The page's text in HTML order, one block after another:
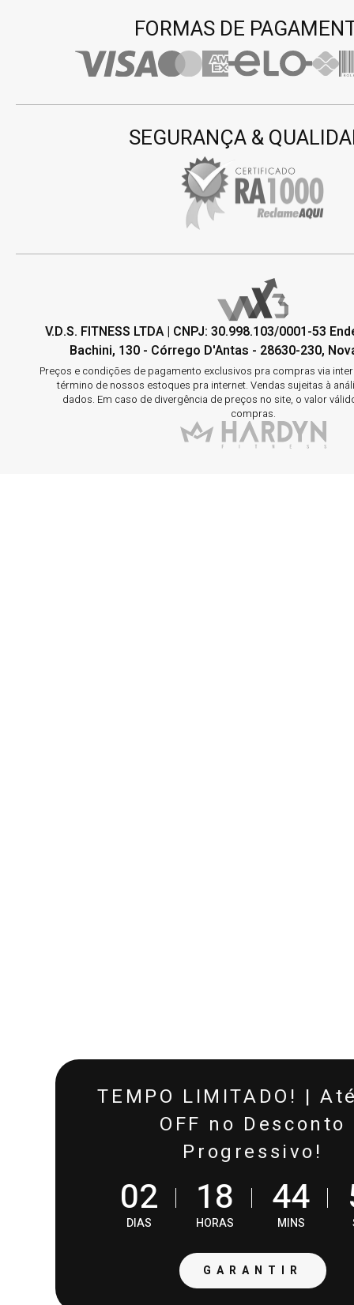
TEMPO LIMITADO! |
OFF no Desconto
Progressivo!
02
DIAS
18
HORAS
44
MINS
GARANTIR
SEGURANÇA &
FORMAS DE
V.D.S. FITNESS LTDA | CNPJ: 30.998.103/0001-53
Bachini, 130 - Córrego D'Antas - 28630-230,
Preços e condições de pagamento exclusivos pra compras via
término de nossos estoques pra internet. Vendas sujeitas à
dados. Em caso de divergência de preços no site, o valor
compras.